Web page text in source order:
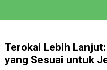
Terokai Lebih
yang Sesuai untuk